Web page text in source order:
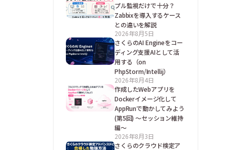
プル監視だけで十分？
Zabbixを導入するケース
との違いを解説
2026年8月5日
さくらのAI Engineをコー
ディング支援AIとして活
用する（on
PhpStorm/Intellij）
2026年8月4日
作成したWebアプリを
Dockerイメージ化して
AppRunで動かしてみよう
(第5回) ～セッション維持
編～
2026年8月3日
さくらのクラウド検定ア